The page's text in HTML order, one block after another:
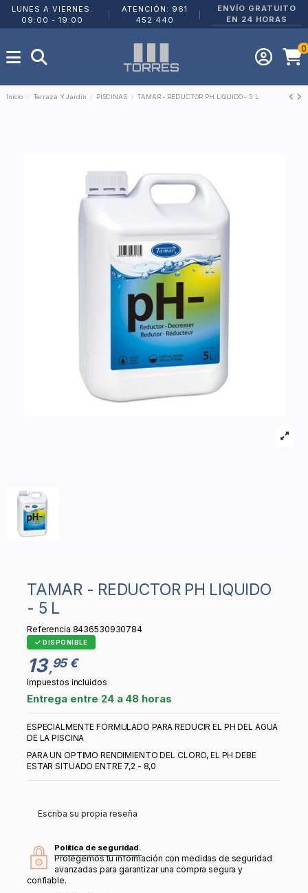
LUNES A VIERNES:
09:00 - 19:00
ATENCIÓN: 961
452 440
ENVÍO GRATUITO
EN 24 HORAS
0
Inicio Terraza Y Jardín PISCINAS TAMAR - REDUCTOR PH LIQUIDO - 5 L
TAMAR - REDUCTOR PH LIQUIDO
- 5 L
Referencia 8436530930784
DISPONIBLE
13 ,95 €
Impuestos incluidos
Entrega entre 24 a 48 horas
ESPECIALMENTE FORMULADO PARA REDUCIR EL PH DEL AGUA
DE LA PISCINA
PARA UN OPTIMO RENDIMIENTO DEL CLORO, EL PH DEBE
ESTAR SITUADO ENTRE 7,2 - 8,0
Escriba su propia reseña
Política de seguridad.
Protegemos tu información con medidas de seguridad
avanzadas para garantizar una compra segura y
confiable.